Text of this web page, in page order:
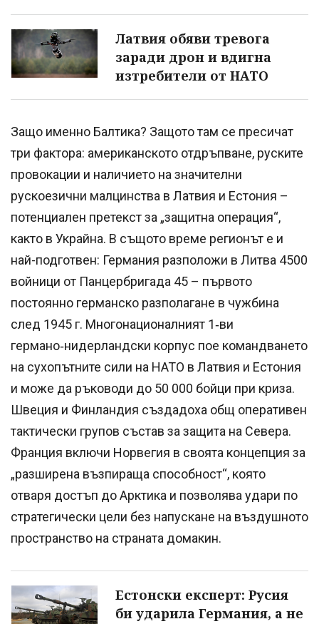
Латвия обяви тревога
заради дрон и вдигна
изтребители от НАТО
Защо именно Балтика? Защото там се пресичат
три фактора: американското отдръпване, руските
провокации и наличието на значителни
рускоезични малцинства в Латвия и Естония –
потенциален претекст за „защитна операция“,
както в Украйна. В същото време регионът е и
най-подготвен: Германия разположи в Литва 4500
войници от Панцербригада 45 – първото
постоянно германско разполагане в чужбина
след 1945 г. Многонационалният 1‑ви
германо‑нидерландски корпус пое командването
на сухопътните сили на НАТО в Латвия и Естония
и може да ръководи до 50 000 бойци при криза.
Швеция и Финландия създадоха общ оперативен
тактически групов състав за защита на Севера.
Франция включи Норвегия в своята концепция за
„разширена възпираща способност“, която
отваря достъп до Арктика и позволява удари по
стратегически цели без напускане на въздушното
пространство на страната домакин.
Естонски експерт: Русия
би ударила Германия, а не